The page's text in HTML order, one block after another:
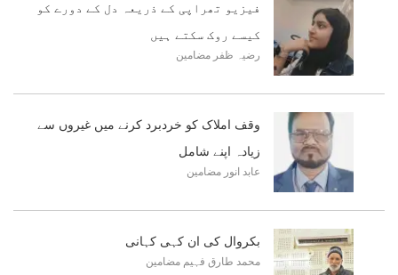
فیزیو تھراپی کے ذریعہ دل کے دورے کو
کیسے روک سکتے ہیں
رضیہ ظفر مضامین
وقف املاک کو خردبرد کرنے میں غیروں سے
زیادہ اپنے شامل
عابد انور مضامین
بکروال کی ان کہی کہانی
محمد طارق فہیم مضامین